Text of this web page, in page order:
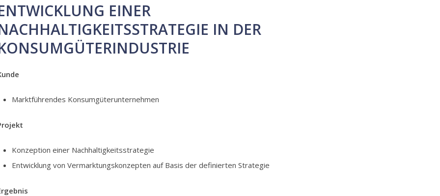
EINER
IN DER
Marktführendes Konsumgüterunternehmen
Konzeption einer Nachhaltigkeitsstrategie
Entwicklung von Vermarktungskonzepten auf Basis der definierten Strategie